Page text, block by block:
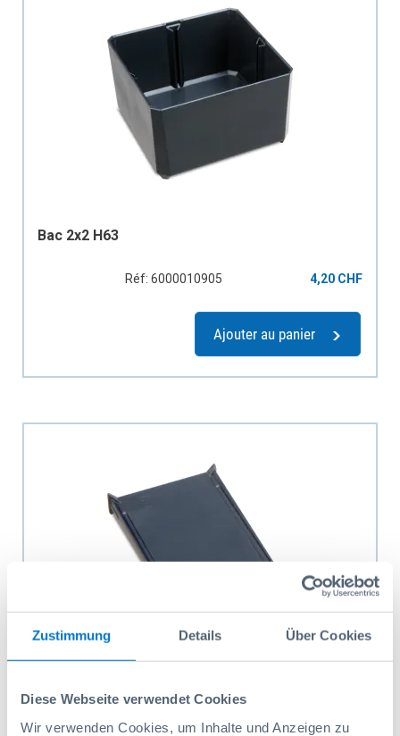
Zustimmung Details Über Cookies
Diese Webseite verwendet Cookies
Wir verwenden Cookies, um Inhalte und Anzeigen zu
Bac 2x2 H63
Réf: 6000010905 4,20 CHF
Ajouter au panier
Réf: 6000010923 1,00 CHF